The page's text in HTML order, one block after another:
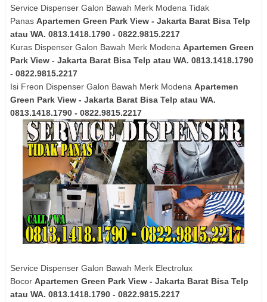
Service Dispenser Galon Bawah Merk Modena Tidak
Panas Apartemen Green Park View - Jakarta Barat Bisa Telp
atau WA. 0813.1418.1790 - 0822.9815.2217
Kuras Dispenser Galon Bawah Merk Modena Apartemen Green
Park View - Jakarta Barat Bisa Telp atau WA. 0813.1418.1790
- 0822.9815.2217
Isi Freon Dispenser Galon Bawah Merk Modena Apartemen
Green Park View - Jakarta Barat Bisa Telp atau WA.
0813.1418.1790 - 0822.9815.2217
Service Dispenser Galon Bawah Merk Electrolux
Bocor Apartemen Green Park View - Jakarta Barat Bisa Telp
atau WA. 0813.1418.1790 - 0822.9815.2217